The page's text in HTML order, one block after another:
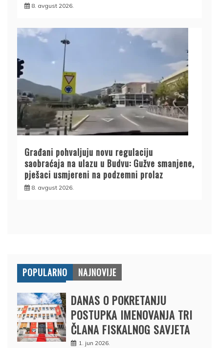
8. avgust 2026.
Građani pohvaljuju novu regulaciju
saobraćaja na ulazu u Budvu: Gužve smanjene,
pješaci usmjereni na podzemni prolaz
8. avgust 2026.
POPULARNO NAJNOVIJE
DANAS O POKRETANJU
POSTUPKA IMENOVANJA TRI
ČLANA FISKALNOG SAVJETA
1. jun 2026.